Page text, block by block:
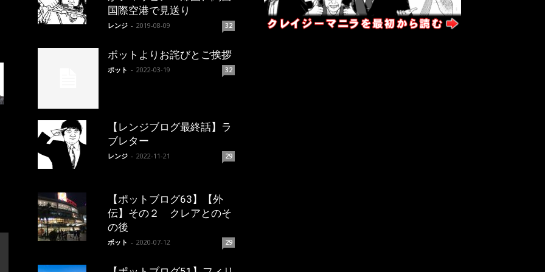
国際空港で見送り
レンジ - 2019-08-09 32
ポットよりお詫びとご挨拶
ポット - 2022-03-19 32
【レンジブログ最終話】ラ
ブレター
レンジ - 2022-11-21 29
【ポットブログ63】【外
伝】その２ クレアとのそ
の後
ポット - 2020-07-12 29